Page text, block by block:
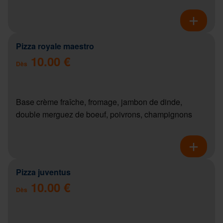
Pizza royale maestro
Dès 10.00 €
Base crème fraîche, fromage, jambon de dinde,
double merguez de boeuf, poivrons, champignons
Pizza juventus
Dès 10.00 €